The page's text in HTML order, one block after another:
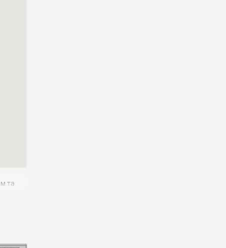
та